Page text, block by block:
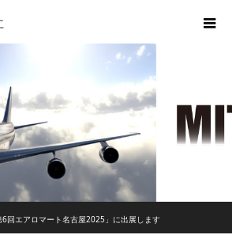
6回エアロマート名古屋2025」に出展します